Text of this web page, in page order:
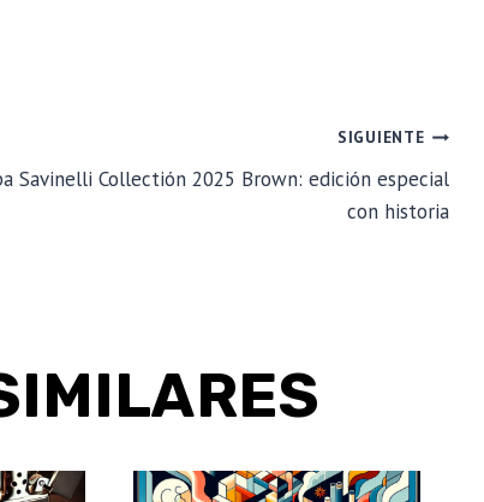
SIGUIENTE
Savinelli Collectión 2025 Brown: edición especial
con historia